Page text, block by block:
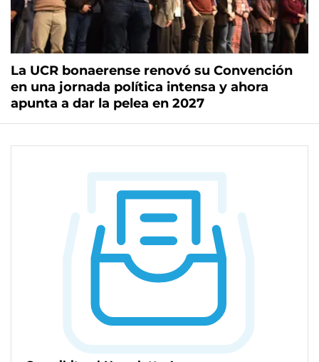
La UCR bonaerense renovó su Convención
en una jornada política intensa y ahora
apunta a dar la pelea en 2027